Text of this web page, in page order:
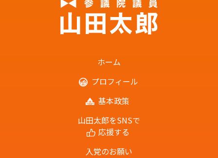
ホーム
プロフィール
基本政策
山田太郎をSNSで
応援する
入党のお願い